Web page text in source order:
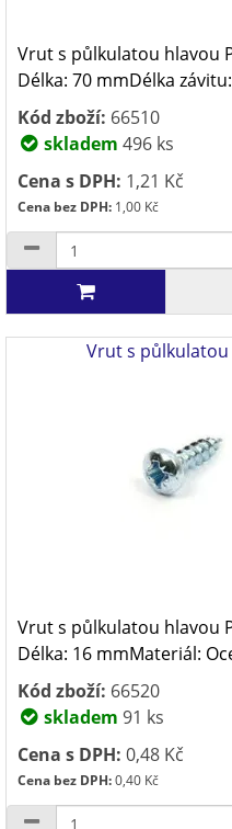
Vrut s půlkulatou hlavou
Délka: 70 mmDélka
Kód zboží: 66510
skladem 496 ks
Cena s DPH: 1,21 Kč
Cena bez DPH: 1,00 Kč
Vrut s půlkulatou
Vrut s půlkulatou hlavou
Délka: 16 mmMateriál:
Kód zboží: 66520
skladem 91 ks
Cena s DPH: 0,48 Kč
Cena bez DPH:0,40 Kč